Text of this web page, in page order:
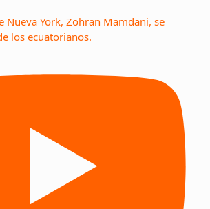
Nueva York, Zohran Mamdani, se
los ecuatorianos.